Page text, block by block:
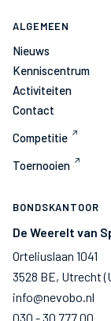
ALGEMEEN
Nieuws
Kenniscentrum
Activiteiten
Contact
Competitie
Toernooien
BONDSKANTOOR
De Weerelt van
Orteliuslaan 1041
3528 BE, Utrecht
info@nevobo.nl
030 - 30 777 00